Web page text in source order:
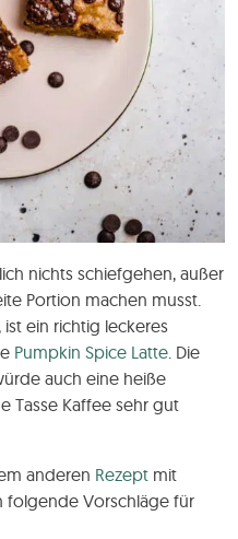
nichts schiefgehen, außer
Portion machen musst.
ein richtig leckeres
Pumpkin Spice Latte . Die
auch eine heiße
Tasse Kaffee sehr gut
anderen Rezept mit
folgende Vorschläge für